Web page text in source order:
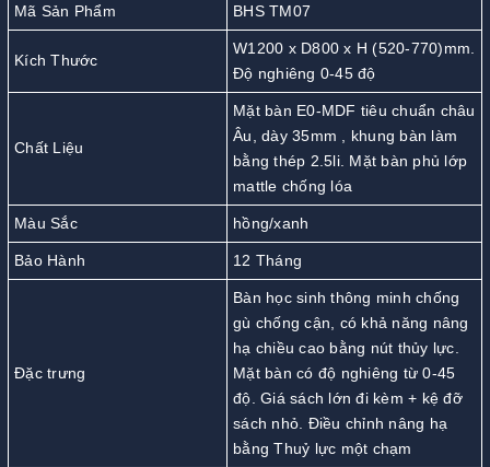
Mã Sản Phẩm BHS TM07
Kích Thước
W1200 x D800 x H (520-770)mm.
Độ nghiêng 0-45 độ
Chất Liệu
Mặt bàn E0-MDF tiêu chuẩn châu
Âu, dày 35mm , khung bàn làm
bằng thép 2.5li. Mặt bàn phủ lớp
mattle chống lóa
Màu Sắc hồng/xanh
Bảo Hành 12 Tháng
Đặc trưng
Bàn học sinh thông minh chống
gù chống cận, có khả năng nâng
hạ chiều cao bằng nút thủy lực.
Mặt bàn có độ nghiêng từ 0-45
độ. Giá sách lớn đi kèm + kệ đỡ
sách nhỏ. Điều chỉnh nâng hạ
bằng Thuỷ lực một chạm